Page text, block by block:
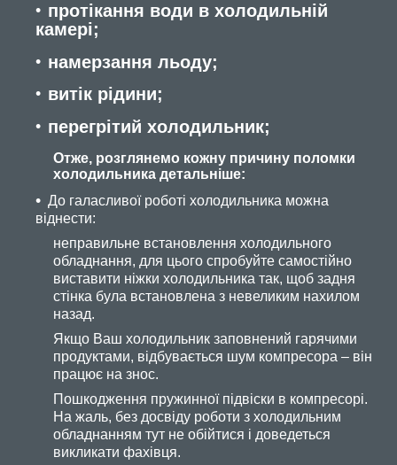
протікання води в холодильній
камері;
намерзання льоду;
витік рідини;
перегрітий холодильник;
Отже, розглянемо кожну причину поломки
холодильника детальніше:
До галасливої роботі холодильника можна
віднести:
неправильне встановлення холодильного
обладнання, для цього спробуйте самостійно
виставити ніжки холодильника так, щоб задня
стінка була встановлена з невеликим нахилом
назад.
Якщо Ваш холодильник заповнений гарячими
продуктами, відбувається шум компресора – він
працює на знос.
Пошкодження пружинної підвіски в компресорі.
На жаль, без досвіду роботи з холодильним
обладнанням тут не обійтися і доведеться
викликати фахівця.